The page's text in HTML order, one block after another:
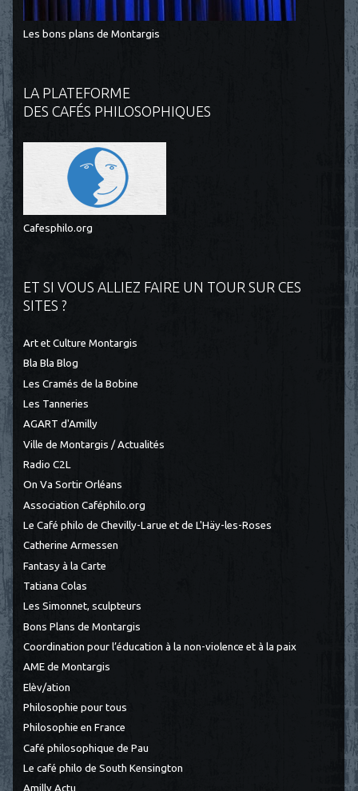
Les bons plans de Montargis
LA PLATEFORME
DES CAFÉS PHILOSOPHIQUES
Cafesphilo.org
ET SI VOUS ALLIEZ FAIRE UN TOUR SUR CES
SITES ?
Art et Culture Montargis
Bla Bla Blog
Les Cramés de la Bobine
Les Tanneries
AGART d'Amilly
Ville de Montargis / Actualités
Radio C2L
On Va Sortir Orléans
Association Caféphilo.org
Le Café philo de Chevilly-Larue et de L'Häy-les-Roses
Catherine Armessen
Fantasy à la Carte
Tatiana Colas
Les Simonnet, sculpteurs
Bons Plans de Montargis
Coordination pour l’éducation à la non-violence et à la paix
AME de Montargis
Elèv/ation
Philosophie pour tous
Philosophie en France
Café philosophique de Pau
Le café philo de South Kensington
Amilly Actu